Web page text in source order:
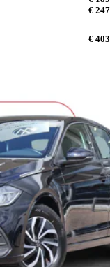
€ 247
€ 403